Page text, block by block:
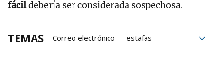
fácildebería ser considerada sospechosa.
TEMAS Correo electrónico
estafas